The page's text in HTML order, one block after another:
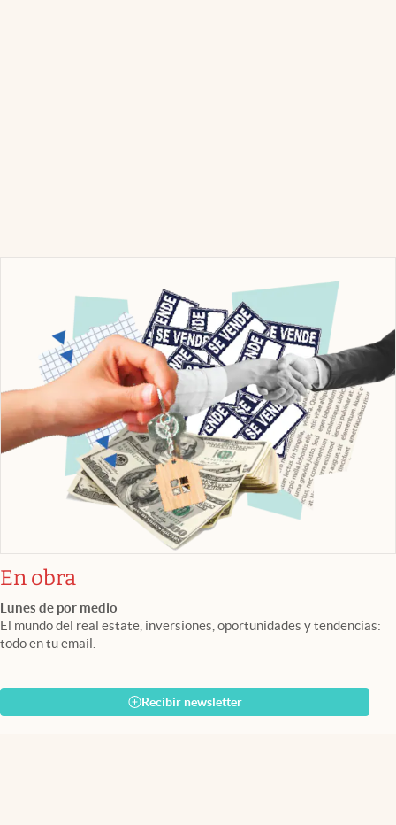
En obra
Lunes de por medio
El mundo del real estate, inversiones, oportunidades y tendencias:
todo en tu email.
Recibir newsletter